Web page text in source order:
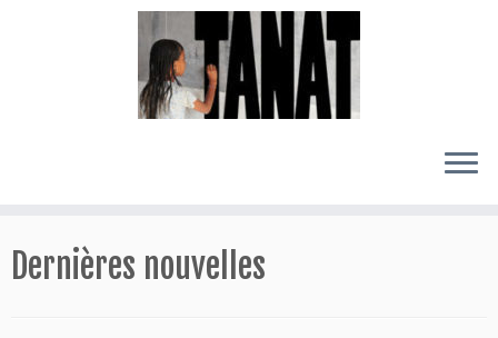
au
contenu
Dernières nouvelles